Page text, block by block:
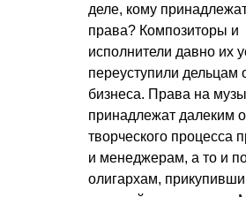
деле, кому
права? Композиторы и
исполнители давно их
переуступили дельцам
бизнеса. Права на
принадлежат далеким
творческого процесса
и менеджерам, а то и
олигархам,